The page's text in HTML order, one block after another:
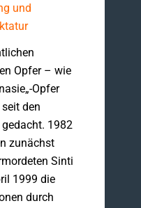
und
Opfer – wie
Opfer
den
1982
zunächst
Sinti
1999 die
durch